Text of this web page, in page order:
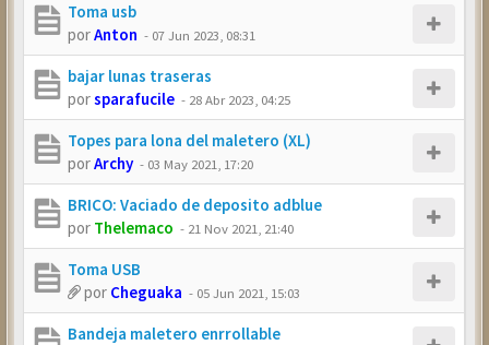
Toma usb
porAnton - 07 Jun 2023, 08:31
bajar lunas traseras
porsparafucile - 28 Abr 2023, 04:25
Topes para lona del maletero (XL)
porArchy - 03 May 2021, 17:20
BRICO: Vaciado de deposito adblue
por Thelemaco - 21 Nov 2021, 21:40
Toma USB
por Cheguaka - 05 Jun 2021, 15:03
Bandeja maletero enrrollable